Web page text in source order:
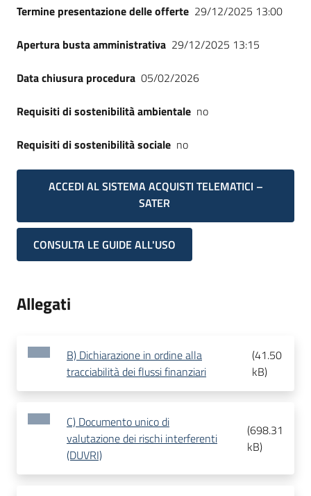
Termine presentazione delle offerte 29/12/2025 13:00
Apertura busta amministrativa 29/12/2025 13:15
Data chiusura procedura 05/02/2026
Requisiti di sostenibilità ambientale no
Requisiti di sostenibilità sociale no
ACCEDI AL SISTEMA ACQUISTI TELEMATICI –
SATER
CONSULTA LE GUIDE ALL'USO
Allegati
B) Dichiarazione in ordine alla
tracciabilità dei flussi finanziari
(41.50
kB)
C) Documento unico di
valutazione dei rischi interferenti
(DUVRI)
(698.31
kB)